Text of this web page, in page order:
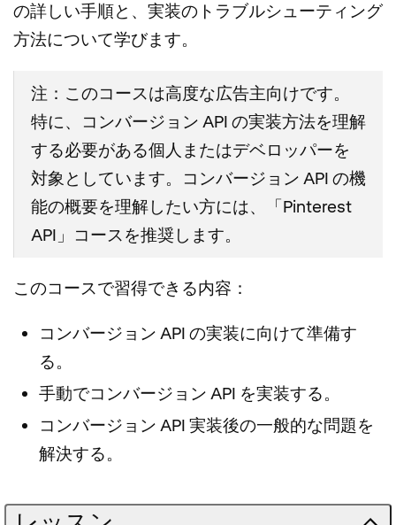
の詳しい手順と、実装のトラブルシューティング
方法について学びます。
注：このコースは高度な広告主向けです。
特に、コンバージョン API の実装方法を理解
する必要がある個人またはデベロッパーを
対象としています。コンバージョン API の機
能の概要を理解したい方には、「Pinterest
API」コースを推奨します。
このコースで習得できる内容：
コンバージョン API の実装に向けて準備す
る。
手動でコンバージョン API を実装する。
コンバージョン API 実装後の一般的な問題を
解決する。